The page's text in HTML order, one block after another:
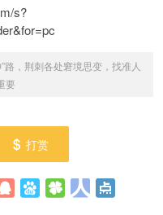
s?
路，荆刺各处窘境思变，找准人
要
打赏